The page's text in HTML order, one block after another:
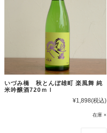
いづみ橋 秋とんぼ雄町 楽風舞 純
米吟醸酒720ｍｌ
¥1,898(税込)
在庫 ×